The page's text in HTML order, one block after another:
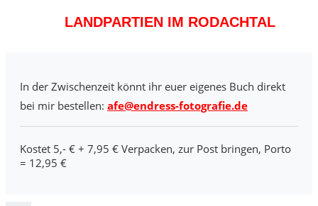
LANDPARTIEN IM RODACHTAL
In der Zwischenzeit könnt ihr euer eigenes Buch direkt
bei mir bestellen: afe@endress-fotografie.de
Kostet 5,- € + 7,95 € Verpacken, zur Post bringen, Porto
= 12,95 €